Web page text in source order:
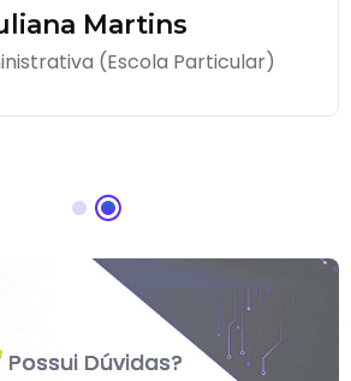
Martins
(Escola Particular)
Possui Dúvidas?